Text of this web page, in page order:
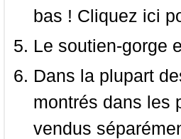
bas ! Cliquez ici
Le soutien-gorge
Dans la plupart
montrés dans les
vendus